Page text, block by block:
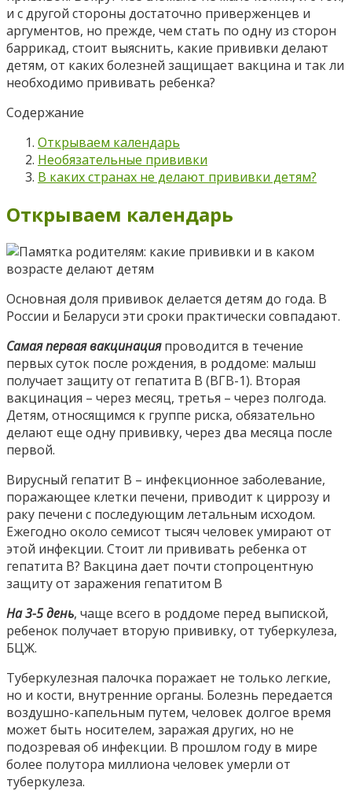
и с другой стороны достаточно приверженцев и
аргументов, но прежде, чем стать по одну из сторон
баррикад, стоит выяснить, какие прививки делают
детям, от каких болезней защищает вакцина и так ли
необходимо прививать ребенка?
Содержание
Открываем календарь
Необязательные прививки
В каких странах не делают прививки детям?
Открываем календарь
Основная доля прививок делается детям до года. В
России и Беларуси эти сроки практически совпадают.
Самая первая вакцинация проводится в течение
первых суток после рождения, в роддоме: малыш
получает защиту от гепатита В (ВГВ-1). Вторая
вакцинация – через месяц, третья – через полгода.
Детям, относящимся к группе риска, обязательно
делают еще одну прививку, через два месяца после
первой.
Вирусный гепатит В – инфекционное заболевание,
поражающее клетки печени, приводит к циррозу и
раку печени с последующим летальным исходом.
Ежегодно около семисот тысяч человек умирают от
этой инфекции. Стоит ли прививать ребенка от
гепатита В? Вакцина дает почти стопроцентную
защиту от заражения гепатитом В
На 3-5 день, чаще всего в роддоме перед выпиской,
ребенок получает вторую прививку, от туберкулеза,
БЦЖ.
Туберкулезная палочка поражает не только легкие,
но и кости, внутренние органы. Болезнь передается
воздушно-капельным путем, человек долгое время
может быть носителем, заражая других, но не
подозревая об инфекции. В прошлом году в мире
более полутора миллиона человек умерли от
туберкулеза.